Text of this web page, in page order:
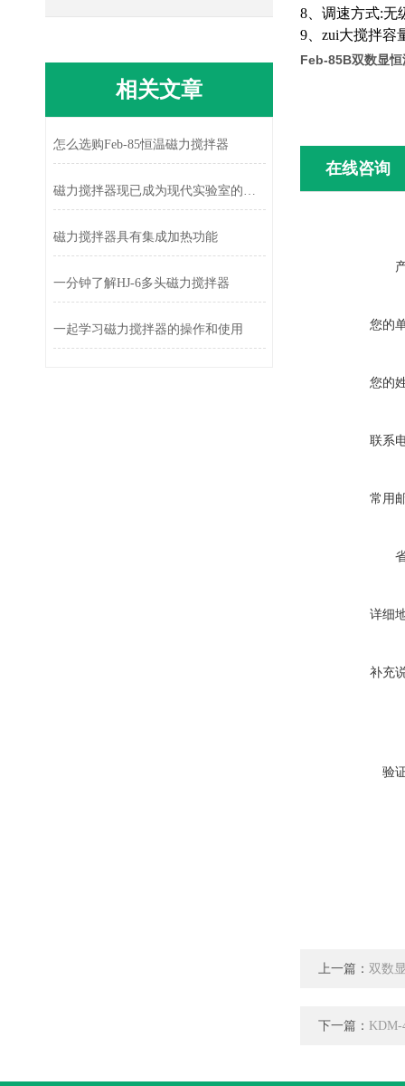
8 、调速方式:无
9 、zui大搅拌容
Feb-85B双数显
在线咨询
您的
您的
联系
常用
详细
补充
验
上一篇： 双数
下一篇： KDM-
相关文章
怎么选购Feb-85恒温磁力搅拌器
磁力搅拌器现已成为现代实验室的标配工具
磁力搅拌器具有集成加热功能
一分钟了解HJ-6多头磁力搅拌器
一起学习磁力搅拌器的操作和使用